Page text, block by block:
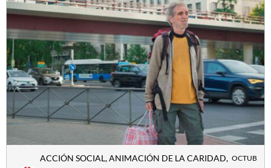
ACCIÓN SOCIAL,ANIMACIÓN DE LA CARIDAD, OCTUB